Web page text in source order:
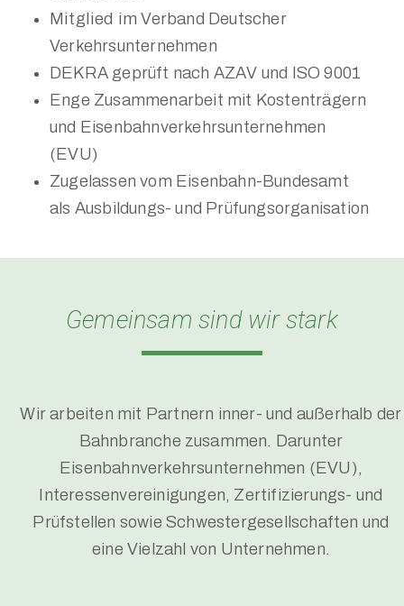
Mitglied imVerband Deutscher
Verkehrsunternehmen
DEKRA geprüft nach AZAV und ISO 9001
Enge Zusammenarbeit mit Kostenträgern
und Eisenbahnverkehrsunternehmen
(EVU)
Zugelassen vom Eisenbahn-Bundesamt
als Ausbildungs- und Prüfungsorganisation
Gemeinsam sind wir stark
Wir arbeiten mit Partnern inner- und außerhalb der
Bahnbranche zusammen. Darunter
Eisenbahnverkehrsunternehmen (EVU),
Interessenvereinigungen, Zertifizierungs- und
Prüfstellen sowie Schwestergesellschaften und
eine Vielzahl von Unternehmen.